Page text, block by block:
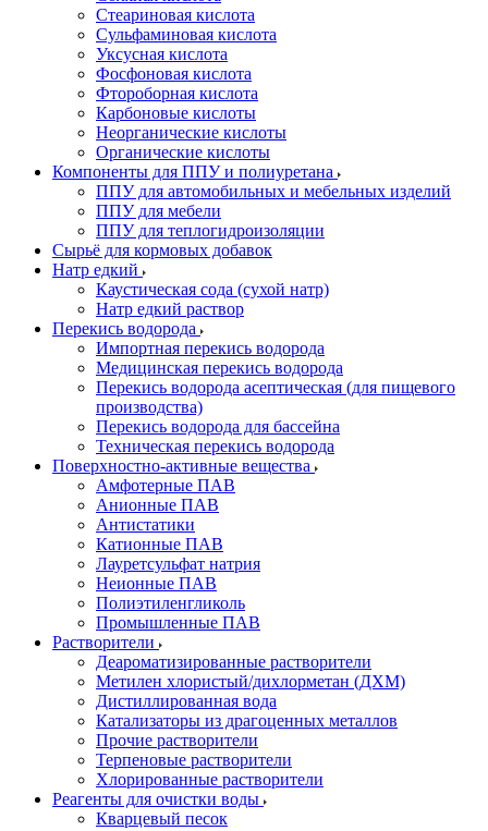
Стеариновая кислота
Сульфаминовая кислота
Уксусная кислота
Фосфоновая кислота
Фтороборная кислота
Карбоновые кислоты
Неорганические кислоты
Органические кислоты
Компоненты для ППУ и полиуретана
ППУ для автомобильных и мебельных изделий
ППУ для мебели
ППУ для теплогидроизоляции
Сырьё для кормовых добавок
Натр едкий
Каустическая сода (сухой натр)
Натр едкий раствор
Перекись водорода
Импортная перекись водорода
Медицинская перекись водорода
Перекись водорода асептическая (для пищевого
производства)
Перекись водорода для бассейна
Техническая перекись водорода
Поверхностно-активные вещества
Амфотерные ПАВ
Анионные ПАВ
Антистатики
Катионные ПАВ
Лауретсульфат натрия
Неионные ПАВ
Полиэтиленгликоль
Промышленные ПАВ
Растворители
Деароматизированные растворители
Метилен хлористый/дихлорметан (ДХМ)
Дистиллированная вода
Катализаторы из драгоценных металлов
Прочие растворители
Терпеновые растворители
Хлорированные растворители
Реагенты для очистки воды
Кварцевый песок